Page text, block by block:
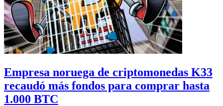
Empresa noruega de criptomonedas K33
recaudó más fondos para comprar hasta
1.000 BTC